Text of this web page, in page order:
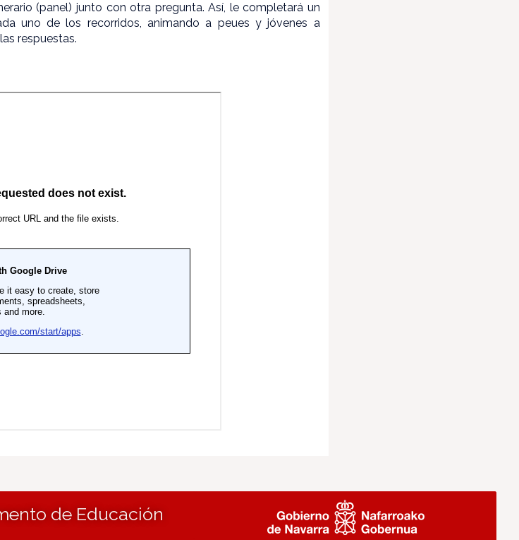
(panel) junto con otra pregunta. Así, le completará un
uno de los recorridos, animando a peues y jóvenes a
respuestas.
de Educación